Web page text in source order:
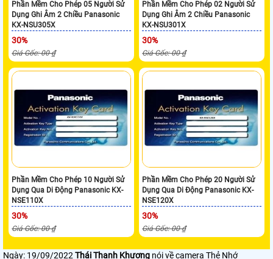
Phần Mềm Cho Phép 05 Người Sử
Dụng Ghi Âm 2 Chiều Panasonic
KX-NSU305X
30%
Giá Gốc: 00 ₫
Phần Mềm Cho Phép 02 Người Sử
Dụng Ghi Âm 2 Chiều Panasonic
KX-NSU301X
30%
Giá Gốc: 00 ₫
Phần Mềm Cho Phép 10 Người Sử
Dụng Qua Di Động Panasonic KX-
NSE110X
30%
Giá Gốc: 00 ₫
Phần Mềm Cho Phép 20 Người Sử
Dụng Qua Di Động Panasonic KX-
NSE120X
30%
Giá Gốc: 00 ₫
Ngày: 19/09/2022 Thái Thanh Khương nói về camera Thẻ Nhớ